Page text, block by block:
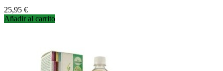
Precio
25,95 €
Añadir al carrito